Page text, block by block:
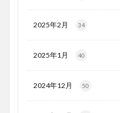
2025年2月 34
2025年1月 40
2024年12月 50